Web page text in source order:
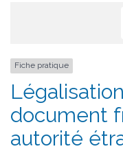
Fiche pratique
document
autorité